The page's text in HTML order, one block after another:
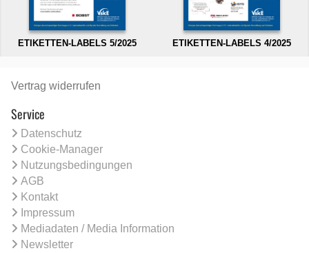
ETIKETTEN-LABELS 5/2025 ETIKETTEN-LABELS 4/2025
Vertrag widerrufen
Service
Datenschutz
Cookie-Manager
Nutzungsbedingungen
AGB
Kontakt
Impressum
Mediadaten / Media Information
Newsletter